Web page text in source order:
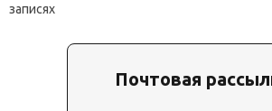
записях
Почтовая